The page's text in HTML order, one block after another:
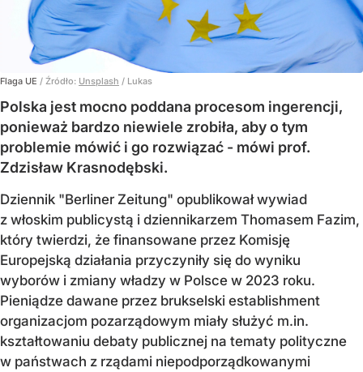
Flaga UE / Źródło: Unsplash / Lukas
Polska jest mocno poddana procesom ingerencji,
ponieważ bardzo niewiele zrobiła, aby o tym
problemie mówić i go rozwiązać - mówi prof.
Zdzisław Krasnodębski.
Dziennik "Berliner Zeitung" opublikował wywiad
z włoskim publicystą i dziennikarzem Thomasem Fazim,
który twierdzi, że finansowane przez Komisję
Europejską działania przyczyniły się do wyniku
wyborów i zmiany władzy w Polsce w 2023 roku.
Pieniądze dawane przez brukselski establishment
organizacjom pozarządowym miały służyć m.in.
kształtowaniu debaty publicznej na tematy polityczne
w państwach z rządami niepodporządkowanymi